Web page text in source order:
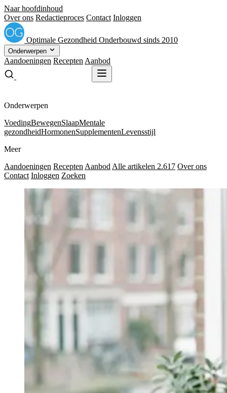
Naar hoofdinhoud
Over ons Redactieproces Contact Inloggen
Optimale Gezondheid Onderbouwd sinds 2010
Onderwerpen
Aandoeningen Recepten Aanbod
Onderwerpen
VoedingBewegenSlaapMentale
gezondheidHormonenSupplementenLevensstijl
Meer
Aandoeningen Recepten Aanbod Alle artikelen 2.617 Over ons
Contact Inloggen Zoeken